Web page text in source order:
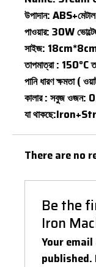
উপাদান: ABS+মেটাল
পাওয়ার: 30W
সাইজ:
তাপমাত্রা : 150°C
পানি ধারণ ক্ষমতা (
কালার : সবুজ ওজন:
যা
There are no
Be the
Iron
Your
published.